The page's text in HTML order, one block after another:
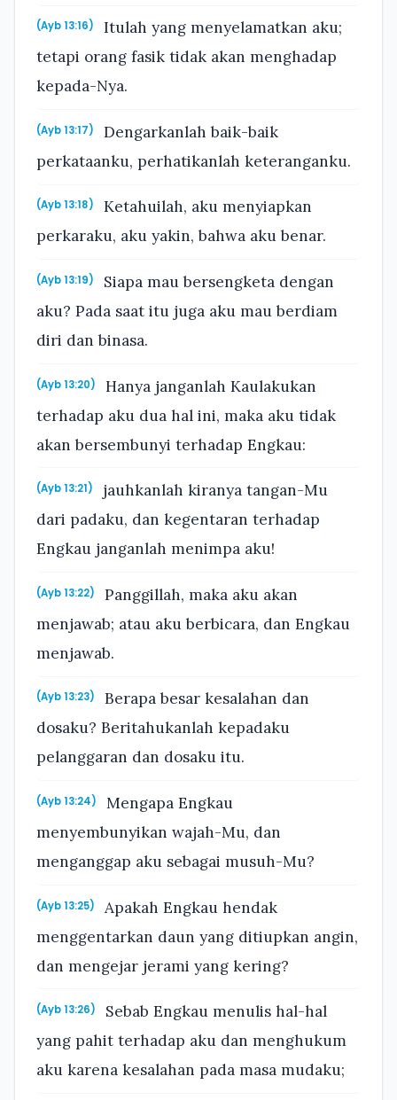
(Ayb 13:16)
Itulah yang menyelamatkan aku;
tetapi orang fasik tidak akan menghadap
kepada-Nya.
(Ayb 13:17)
Dengarkanlah baik-baik
perkataanku, perhatikanlah keteranganku.
(Ayb 13:18)
Ketahuilah, aku menyiapkan
perkaraku, aku yakin, bahwa aku benar.
(Ayb 13:19)
Siapa mau bersengketa dengan
aku? Pada saat itu juga aku mau berdiam
diri dan binasa.
(Ayb 13:20)
Hanya janganlah Kaulakukan
terhadap aku dua hal ini, maka aku tidak
akan bersembunyi terhadap Engkau:
(Ayb 13:21)
jauhkanlah kiranya tangan-Mu
dari padaku, dan kegentaran terhadap
Engkau janganlah menimpa aku!
(Ayb 13:22)
Panggillah, maka aku akan
menjawab; atau aku berbicara, dan Engkau
menjawab.
(Ayb 13:23)
Berapa besar kesalahan dan
dosaku? Beritahukanlah kepadaku
pelanggaran dan dosaku itu.
(Ayb 13:24)
Mengapa Engkau
menyembunyikan wajah-Mu, dan
menganggap aku sebagai musuh-Mu?
(Ayb 13:25)
Apakah Engkau hendak
menggentarkan daun yang ditiupkan angin,
dan mengejar jerami yang kering?
(Ayb 13:26)
Sebab Engkau menulis hal-hal
yang pahit terhadap aku dan menghukum
aku karena kesalahan pada masa mudaku;